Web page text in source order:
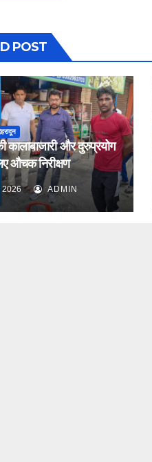
POST
और दुरुप्रयोग
औचक निरीक्षण
ADMIN